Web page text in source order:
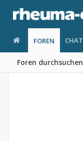
FOREN
Foren durchsuchen
CHAT